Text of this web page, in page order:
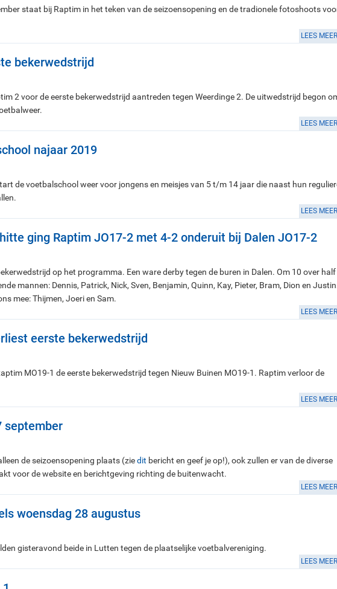
staat bij Raptim in het teken van de seizoensopening en de tradionele fotoshoots
LEES MEER
bekerwedstrijd
2 voor de eerste bekerwedstrijd aantreden tegen Weerdinge 2. De uitwedstrijd begon
LEES MEER
najaar 2019
de voetbalschool weer voor jongens en meisjes van 5 t/m 14 jaar die naast hun
LEES MEER
ging Raptim JO17-2 met 4-2 onderuit bij Dalen JO17-2
op het programma. Een ware derby tegen de buren in Dalen. Om 10 over half
mannen: Dennis, Patrick, Nick, Sven, Benjamin, Quinn, Kay, Pieter, Bram, Dion en
mee: Thijmen, Joeri en Sam.
LEES MEER
eerste bekerwedstrijd
MO19-1 de eerste bekerwedstrijd tegen Nieuw Buinen MO19-1. Raptim verloor de
LEES MEER
september
de seizoensopening plaats (ziedit bericht en geef je op!), ook zullen er van de diverse
voor de website en berichtgeving richting de buitenwacht.
LEES MEER
woensdag 28 augustus
gisteravond beide in Lutten tegen de plaatselijke voetbalvereniging.
LEES MEER